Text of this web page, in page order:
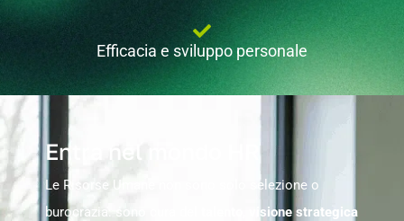
Efficacia e sviluppo personale
Entra nel mondo HR
Le Risorse Umane non sono solo selezione o
burocrazia: sono cura del
visione strategica